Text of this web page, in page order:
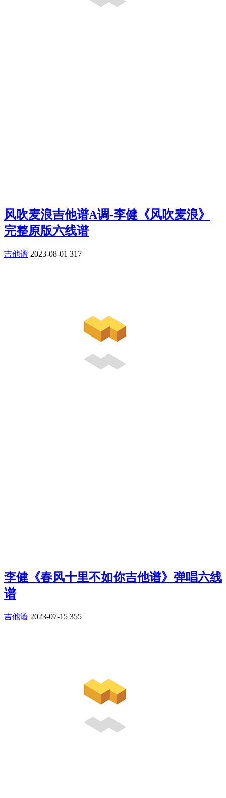
风吹麦浪吉他谱A调-李健《风吹麦浪》
完整原版六线谱
吉他谱 2023-08-01 317
李健《春风十里不如你吉他谱》弹唱六线
谱
吉他谱 2023-07-15 355